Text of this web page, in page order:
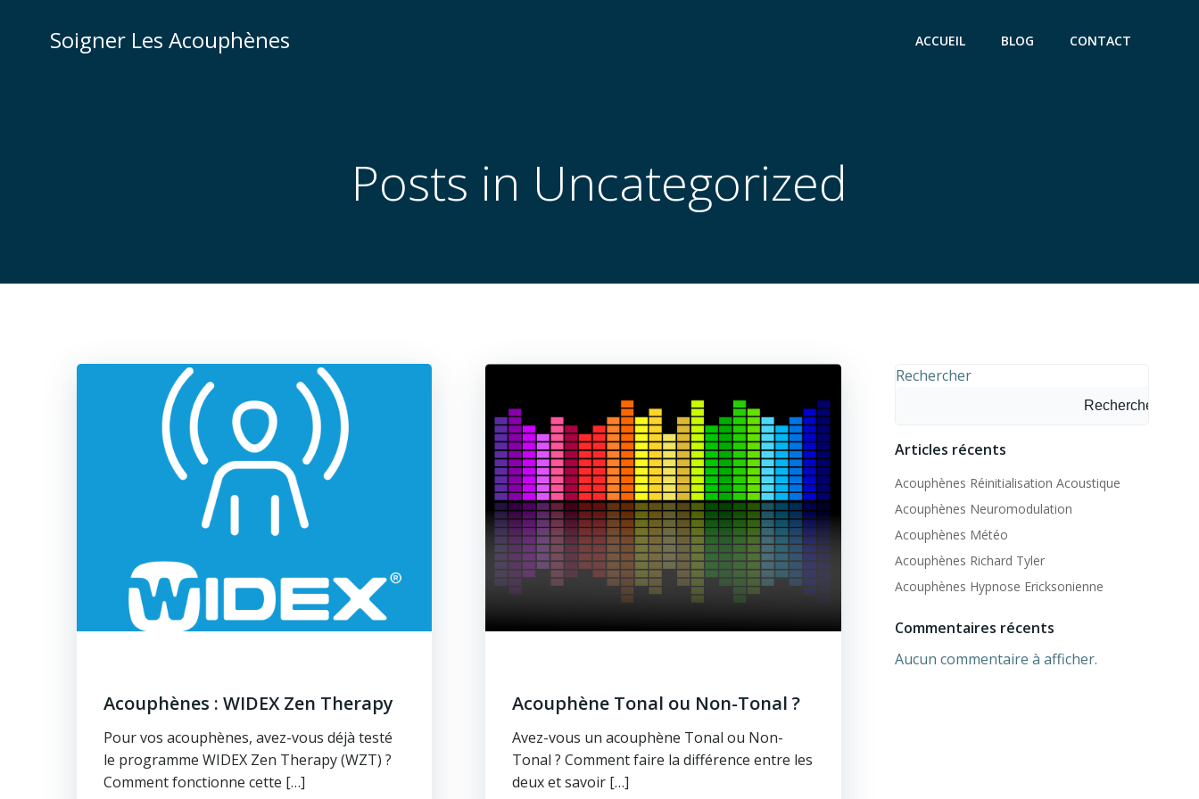
contenuSoigner Les Acouphènes ACCUEIL BLOG CONTACT
Posts in Uncategorized
Acouphènes : WIDEX Zen Therapy
Pour vos acouphènes, avez-vous déjà testé
le programme WIDEX Zen Therapy (WZT) ?
Comment fonctionne cette […]
Acouphène Tonal ou Non-Tonal ?
Avez-vous un acouphène Tonal ou Non-
Tonal ? Comment faire la différence entre les
deux et savoir […]
Rechercher
Rechercher
Articles récents
Acouphènes Réinitialisation Acoustique
Acouphènes Neuromodulation
Acouphènes Météo
Acouphènes Richard Tyler
Acouphènes Hypnose Ericksonienne
Commentaires récents
Aucun commentaire à afficher.